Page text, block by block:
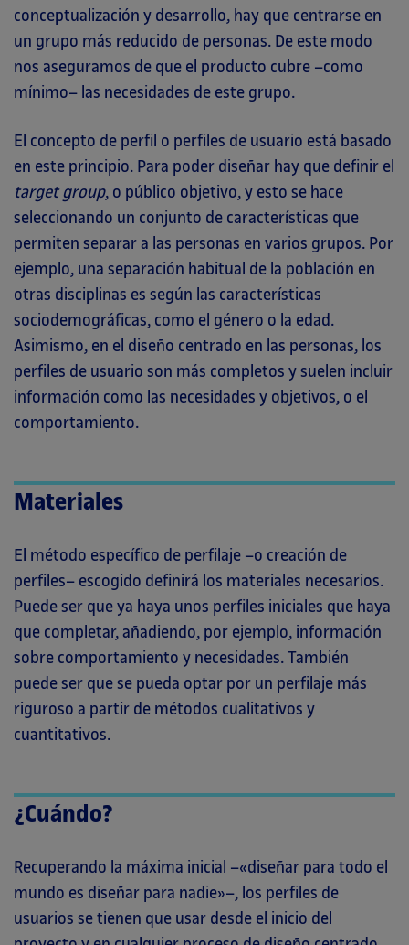
conceptualización y desarrollo, hay que centrarse en
un grupo más reducido de personas. De este modo
nos aseguramos de que el producto cubre –como
mínimo– las necesidades de este grupo.
El concepto de perfil o perfiles de usuario está basado
en este principio. Para poder diseñar hay que definir el
target group, o público objetivo, y esto se hace
seleccionando un conjunto de características que
permiten separar a las personas en varios grupos. Por
ejemplo, una separación habitual de la población en
otras disciplinas es según las características
sociodemográficas, como el género o la edad.
Asimismo, en el diseño centrado en las personas, los
perfiles de usuario son más completos y suelen incluir
información como las necesidades y objetivos, o el
comportamiento.
Materiales
El método específico de perfilaje –o creación de
perfiles– escogido definirá los materiales necesarios.
Puede ser que ya haya unos perfiles iniciales que haya
que completar, añadiendo, por ejemplo, información
sobre comportamiento y necesidades. También
puede ser que se pueda optar por un perfilaje más
riguroso a partir de métodos cualitativos y
cuantitativos.
¿Cuándo?
Recuperando la máxima inicial –«diseñar para todo el
mundo es diseñar para nadie»–, los perfiles de
usuarios se tienen que usar desde el inicio del